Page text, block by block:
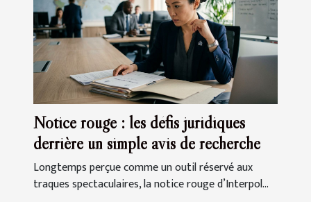
Notice rouge : les défis juridiques
derrière un simple avis de recherche
Longtemps perçue comme un outil réservé aux
traques spectaculaires, la notice rouge d’Interpol...